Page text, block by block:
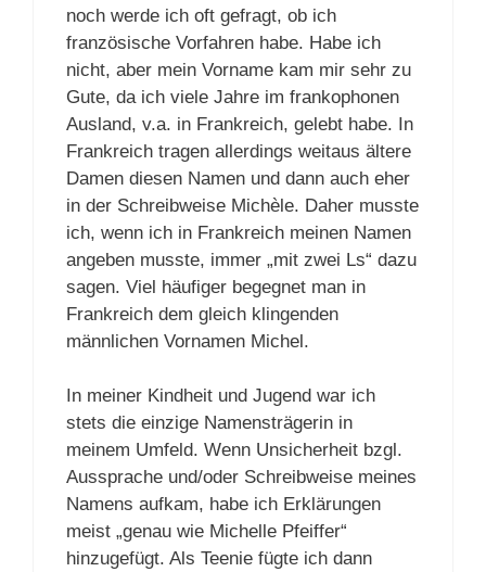
noch werde ich oft gefragt, ob ich
französische Vorfahren habe. Habe ich
nicht, aber mein Vorname kam mir sehr zu
Gute, da ich viele Jahre im frankophonen
Ausland, v.a. in Frankreich, gelebt habe. In
Frankreich tragen allerdings weitaus ältere
Damen diesen Namen und dann auch eher
in der Schreibweise Michèle. Daher musste
ich, wenn ich in Frankreich meinen Namen
angeben musste, immer „mit zwei Ls“ dazu
sagen. Viel häufiger begegnet man in
Frankreich dem gleich klingenden
männlichen Vornamen Michel.
In meiner Kindheit und Jugend war ich
stets die einzige Namensträgerin in
meinem Umfeld. Wenn Unsicherheit bzgl.
Aussprache und/oder Schreibweise meines
Namens aufkam, habe ich Erklärungen
meist „genau wie Michelle Pfeiffer“
hinzugefügt. Als Teenie fügte ich dann